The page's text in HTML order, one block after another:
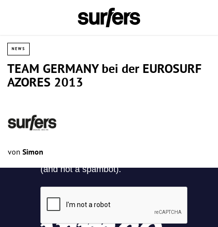
NEWS
TEAM GERMANY bei der EUROSURF
AZORES 2013
von Simon